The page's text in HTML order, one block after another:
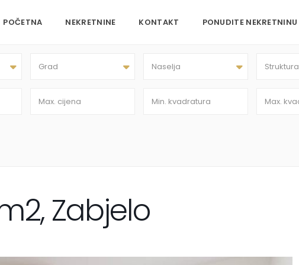
POČETNA NEKRETNINE KONTAKT PONUDITE NEKRETNINU
Grad Naselja Struktura
Zabjelo